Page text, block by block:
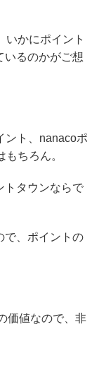
いかにポイント
いるのかがご想
ント、nanacoポ
ちろん。
トタウンならで
で、ポイントの
価値なので、非